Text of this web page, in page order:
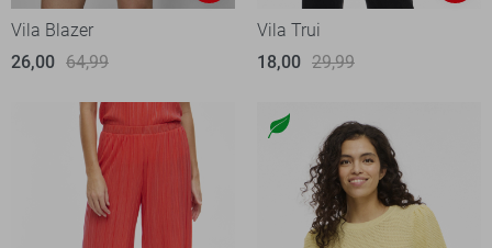
Vila Blazer
26,00 64,99
Vila Trui
18,00 29,99